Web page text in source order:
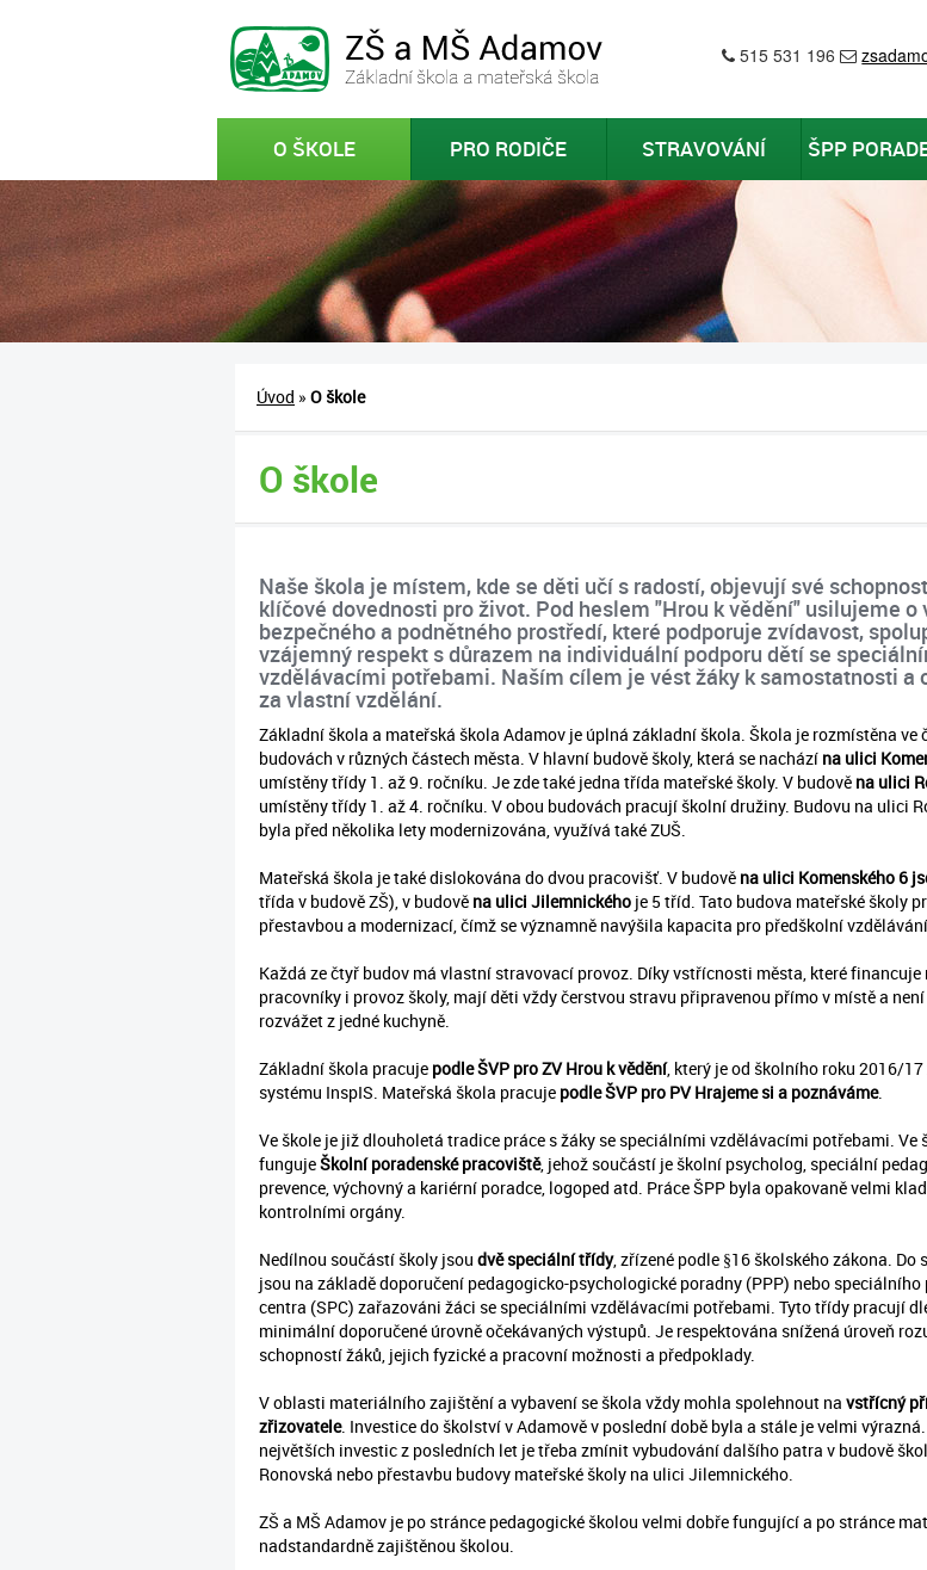
515 531 196
O ŠKOLE PRO RODIČE STRAVOVÁNÍ ŠPP
Úvod » O škole
O škole
Naše škola je místem, kde se děti učí s radostí, objevují své
klíčové dovednosti pro život. Pod heslem "Hrou k vědění" usilujeme o
bezpečného a podnětného prostředí, které podporuje zvídavost,
vzájemný respekt s důrazem na individuální podporu dětí se
vzdělávacími potřebami. Naším cílem je vést žáky k samostatnosti a
za vlastní vzdělání.
Základní škola a mateřská škola Adamov je úplná základní škola. Škola je rozmístěna ve
budovách v různých částech města. V hlavní budově školy, která se nachází na ulici
umístěny třídy 1. až 9. ročníku. Je zde také jedna třída mateřské školy. V budově na ulici
umístěny třídy 1. až 4. ročníku. V obou budovách pracují školní družiny. Budovu na ulici
byla před několika lety modernizována, využívá také ZUŠ.
Mateřská škola je také dislokována do dvou pracovišť. V budově na ulici Komenského 6
třída v budově ZŠ), v budově na ulici Jilemnického je 5 tříd. Tato budova mateřské školy
přestavbou a modernizací, čímž se významně navýšila kapacita pro předškolní
Každá ze čtyř budov má vlastní stravovací provoz. Díky vstřícnosti města, které financuje
pracovníky i provoz školy, mají děti vždy čerstvou stravu připravenou přímo v místě a
rozvážet z jedné kuchyně.
Základní škola pracuje podle ŠVP pro ZV Hrou k vědění, který je od školního roku 2016/
systému InspIS. Mateřská škola pracuje podle ŠVP pro PV Hrajeme si a poznáváme.
Ve škole je již dlouholetá tradice práce s žáky se speciálními vzdělávacími potřebami. Ve
fungujeŠkolní poradenské pracoviště, jehož součástí je školní psycholog, speciální
prevence, výchovný a kariérní poradce, logoped atd. Práce ŠPP byla opakovaně velmi
kontrolními orgány.
Nedílnou součástí školy jsou dvě speciální třídy, zřízené podle §16 školského zákona. Do
jsou na základě doporučení pedagogicko-psychologické poradny (PPP) nebo speciálního
centra (SPC) zařazováni žáci se speciálními vzdělávacími potřebami. Tyto třídy pracují
minimální doporučené úrovně očekávaných výstupů. Je respektována snížená úroveň
schopností žáků, jejich fyzické a pracovní možnosti a předpoklady.
V oblasti materiálního zajištění a vybavení se škola vždy mohla spolehnout na vstřícný
zřizovatele. Investice do školství v Adamově v poslední době byla a stále je velmi
největších investic z posledních let je třeba zmínit vybudování dalšího patra v budově
Ronovská nebo přestavbu budovy mateřské školy na ulici Jilemnického.
ZŠ a MŠ Adamov je po stránce pedagogické školou velmi dobře fungující a po stránce
nadstandardně zajištěnou školou.